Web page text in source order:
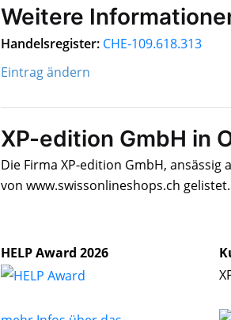
Weitere
Handelsregister: CHE-109.618.313
Eintrag ändern
XP-edition GmbH in
Die Firma XP-edition GmbH,
von www.swissonlineshops.ch gelistet.
HELP Award 2026